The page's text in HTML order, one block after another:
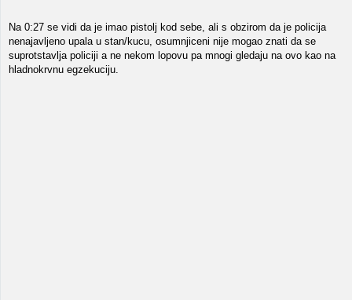
Na 0:27 se vidi da je imao pistolj kod sebe, ali s obzirom da je policija
nenajavljeno upala u stan/kucu, osumnjiceni nije mogao znati da se
suprotstavlja policiji a ne nekom lopovu pa mnogi gledaju na ovo kao na
hladnokrvnu egzekuciju.